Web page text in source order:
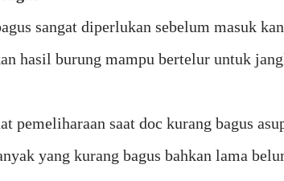
sangat diperlukan sebelum masuk
hasil burung mampu bertelur untuk
pemeliharaan saat doc kurang bagus
yang kurang bagus bahkan lama